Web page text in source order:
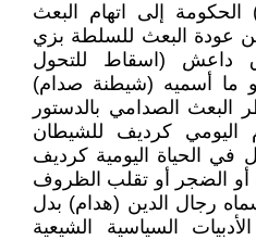
إلى اتهام البعث
عودة البعث للسلطة بزي
داعش (اسقاط للتحول
ما أسميه (شيطنة صدام)
البعث الصدامي بالدستور
اليومي كرديف للشيطان
في الحياة اليومية كرديف
أو الضجر أو تقلب الظروف
رجال الدين (هدام) بدل
السياسية الشيعية